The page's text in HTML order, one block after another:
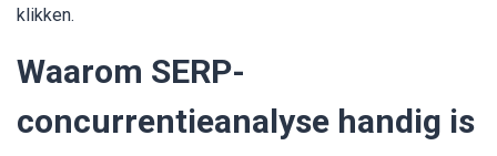
klikken.
Waarom SERP-
concurrentieanalyse handig is